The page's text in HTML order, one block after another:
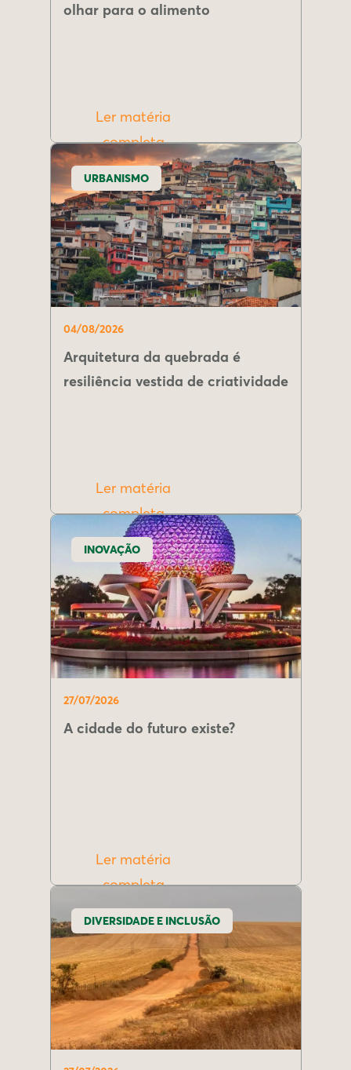
olhar para o alimento
Ler matéria
completa
URBANISMO
04/08/2026
Arquitetura da quebrada é
resiliência vestida de criatividade
Ler matéria
completa
INOVAÇÃO
27/07/2026
A cidade do futuro existe?
Ler matéria
completa
DIVERSIDADE E INCLUSÃO